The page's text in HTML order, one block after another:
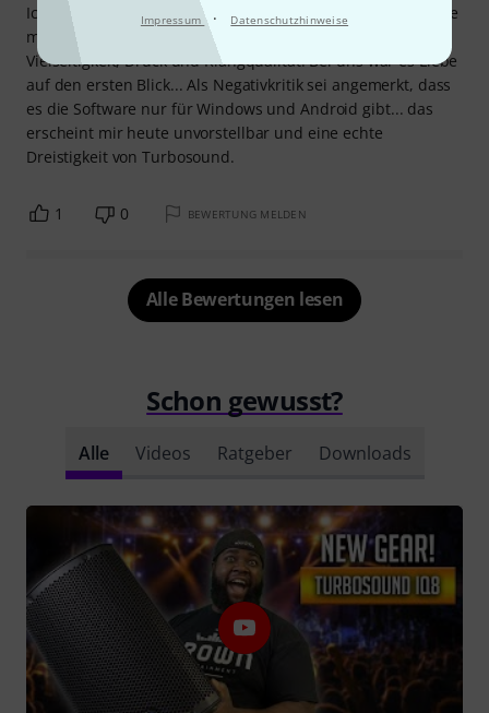
Impressum · Datenschutzhinweise
Ich habe ein Paar iQ8 und iQ15B gekauft und sie haben alle
meine Erwartungen weit übertroffen. Atemberaubende
Vielseitigkeit, Druck und Klangqualität. Bei uns war es Liebe
auf den ersten Blick... Als Negativkritik sei angemerkt, dass
es die Software nur für Windows und Android gibt... das
erscheint mir heute unvorstellbar und eine echte
Dreistigkeit von Turbosound.
1 0 BEWERTUNG MELDEN
Alle Bewertungen lesen
Schon gewusst?
Alle Videos Ratgeber Downloads